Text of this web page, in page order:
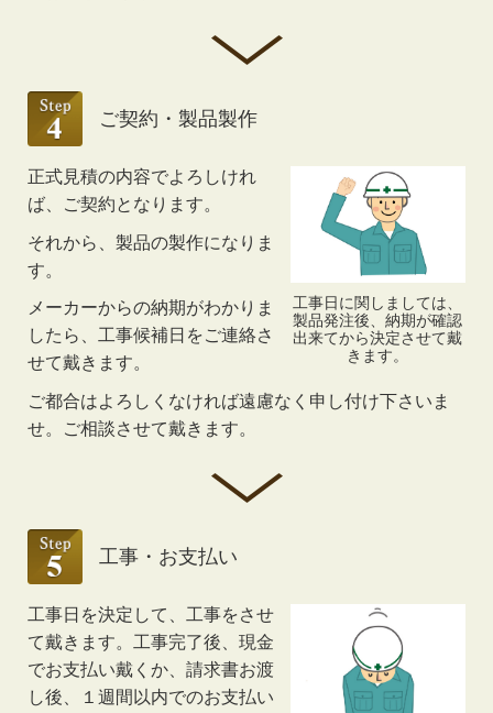
ご契約・製品製作
工事日に関しましては、
製品発注後、納期が確認
出来てから決定させて戴
きます。
正式見積の内容でよろしけれ
ば、ご契約となります。
それから、製品の製作になりま
す。
メーカーからの納期がわかりま
したら、工事候補日をご連絡さ
せて戴きます。
ご都合はよろしくなければ遠慮なく申し付け下さいま
せ。ご相談させて戴きます。
工事・お支払い
工事日を決定して、工事をさせ
て戴きます。工事完了後、現金
でお支払い戴くか、請求書お渡
し後、１週間以内でのお支払い